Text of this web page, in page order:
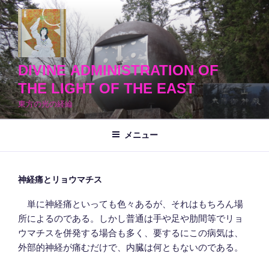
コ
ン
テ
ン
ツ
へ
ス
キ
ッ
DIVINE ADMINISTRATION OF
THE LIGHT OF THE EAST
東方の光の経綸
メニュー
神経痛とリョウマチス
単に神経痛といっても色々あるが、それはもちろん場
所によるのである。しかし普通は手や足や肋間等でリョ
ウマチスを併発する場合も多く、要するにこの病気は、
外部的神経が痛むだけで、内臓は何ともないのである。